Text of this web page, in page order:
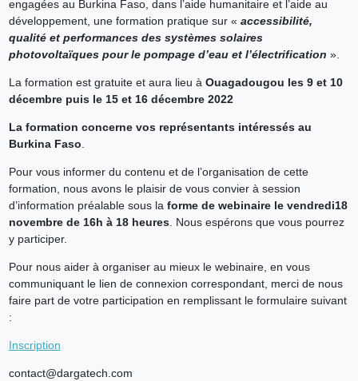
engagées au Burkina Faso, dans l’aide humanitaire et l’aide au
développement, une formation pratique sur « accessibilité,
qualité et performances des systèmes solaires
photovoltaïques pour le pompage d’eau et l’électrification ».
La formation est gratuite et aura lieu à Ouagadougou les 9 et 10
décembre puis le 15 et 16 décembre 2022
La formation concerne vos représentants intéressésau
Burkina Faso.
Pour vous informer du contenu et de l’organisation de cette
formation, nous avons le plaisir de vous convier à session
d’information préalable sous la forme de webinaire le vendredi18
novembre de 16h à 18 heures. Nous espérons que vous pourrez
y participer.
Pour nous aider à organiser au mieux le webinaire, en vous
communiquant le lien de connexion correspondant, merci de nous
faire part de votre participation en remplissant le formulaire suivant
:
Inscription
contact@dargatech.com